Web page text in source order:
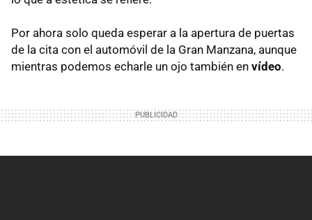
Por ahora solo queda esperar a la apertura de puertas
de la cita con el automóvil de la Gran Manzana, aunque
mientras podemos echarle un ojo también en vídeo.